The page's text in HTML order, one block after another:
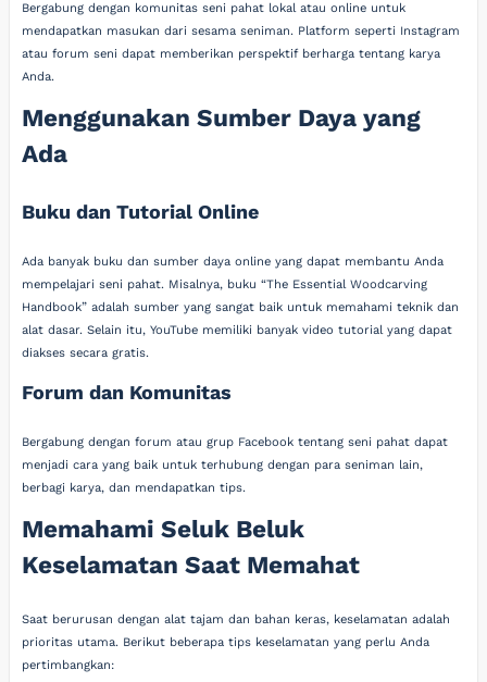
Bergabung dengan komunitas seni pahat lokal atau online untuk
mendapatkan masukan dari sesama seniman. Platform seperti Instagram
atau forum seni dapat memberikan perspektif berharga tentang karya
Anda.
Menggunakan Sumber Daya yang
Ada
Buku dan Tutorial Online
Ada banyak buku dan sumber daya online yang dapat membantu Anda
mempelajari seni pahat. Misalnya, buku “The Essential Woodcarving
Handbook” adalah sumber yang sangat baik untuk memahami teknik dan
alat dasar. Selain itu, YouTube memiliki banyak video tutorial yang dapat
diakses secara gratis.
Forum dan Komunitas
Bergabung dengan forum atau grup Facebook tentang seni pahat dapat
menjadi cara yang baik untuk terhubung dengan para seniman lain,
berbagi karya, dan mendapatkan tips.
Memahami Seluk Beluk
Keselamatan Saat Memahat
Saat berurusan dengan alat tajam dan bahan keras, keselamatan adalah
prioritas utama. Berikut beberapa tips keselamatan yang perlu Anda
pertimbangkan: